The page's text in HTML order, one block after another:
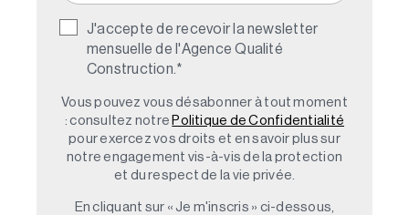
J'accepte de recevoir la newsletter
mensuelle de l'Agence Qualité
Construction. *
Vous pouvez vous désabonner à tout moment
: consultez notre Politique de Confidentialité
pour exercez vos droits et en savoir plus sur
notre engagement vis-à-vis de la protection
et du respect de la vie privée.
En cliquant sur « Je m'inscris » ci-dessous,